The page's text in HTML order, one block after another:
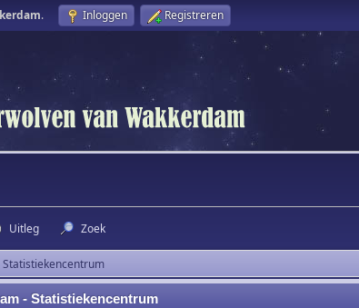
. Inloggen Registreren
Uitleg Zoek
Statistiekencentrum
- Statistiekencentrum